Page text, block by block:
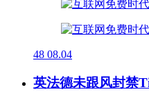
48 08.04
英法德未跟风封禁